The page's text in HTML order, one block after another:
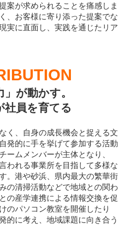
案が求められることを痛感しま
、お客様に寄り添った提案でな
実に直面し、実践を通じたリア
」が動かす。
社員を育てる
く、自身の成長機会と捉える文
発的に手を挙げて参加する活動
ームメンバーが主体となり、
われる事業所を目指して多様な
。港や砂浜、県内最大の繁華街
の清掃活動などで地域との関わ
の産学連携による情報交換を促
のパソコン教室を開催したり
的に考え、地域課題に向き合う